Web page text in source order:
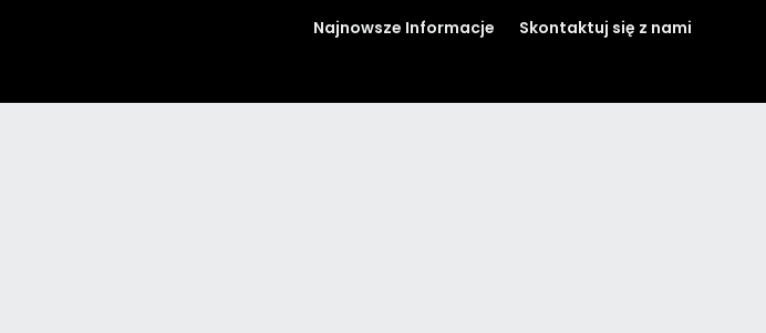
Najnowsze Informacje Skontaktuj się z nami